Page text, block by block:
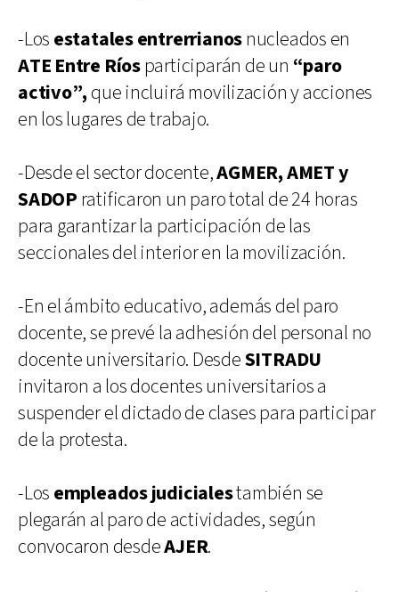
-Los estatales entrerrianosnucleados en
ATE Entre Ríosparticiparán de un “paro
activo”,que incluirá movilización y acciones
en los lugares de trabajo.
-Desde el sector docente,AGMER, AMETy
SADOP ratificaron un paro total de 24 horas
para garantizar la participación de las
seccionales del interior en la movilización.
-En el ámbito educativo, además del paro
docente, se prevé la adhesión del personal no
docente universitario. DesdeSITRADU
invitaron a los docentes universitarios a
suspender el dictado de clases para participar
de la protesta.
-Los empleados judicialestambién se
plegarán al paro de actividades, según
convocaron desdeAJER.